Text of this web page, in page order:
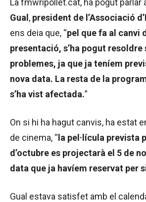
Gual, president de l’Associació
ens deia que, “pel que fa al canvi
presentació, s’ha pogut resoldre
problemes, ja que ja teníem
nova data. La resta de la
s’ha vist afectada.”
On si hi ha hagut canvis, ha estat
de cinema, “la pel·lícula prevista
d’octubre es projectarà el 5 de
data que ja havíem reservat per
Gual estava satisfet amb el